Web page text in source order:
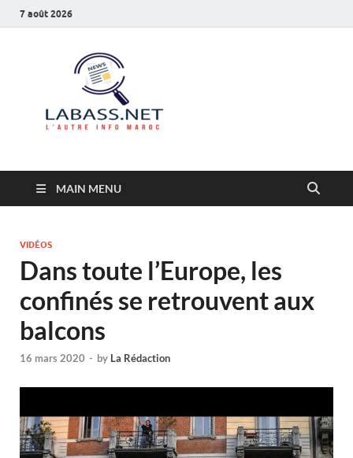
7 août 2026
MAIN MENU
VIDÉOS
Dans toute l’Europe, les
confinés se retrouvent aux
balcons
16 mars 2020 - by La Rédaction